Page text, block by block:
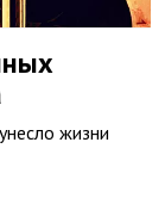
жизни